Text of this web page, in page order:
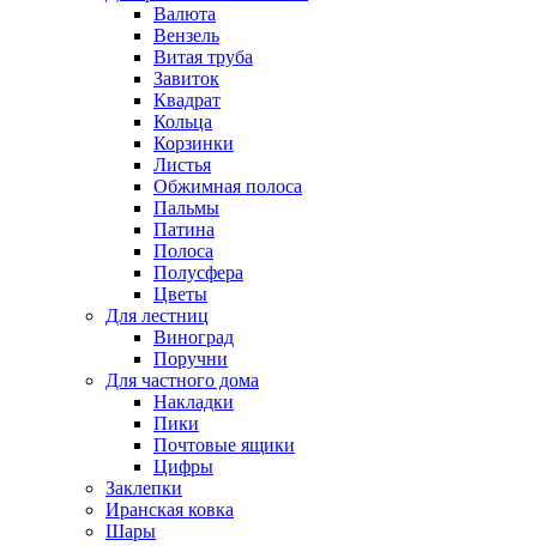
Валюта
Вензель
Витая труба
Завиток
Квадрат
Кольца
Корзинки
Листья
Обжимная полоса
Пальмы
Патина
Полоса
Полусфера
Цветы
Для лестниц
Виноград
Поручни
Для частного дома
Накладки
Пики
Почтовые ящики
Цифры
Заклепки
Иранская ковка
Шары